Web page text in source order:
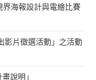
海報設計與電繪比賽
影片徵選活動」之活動
說明」